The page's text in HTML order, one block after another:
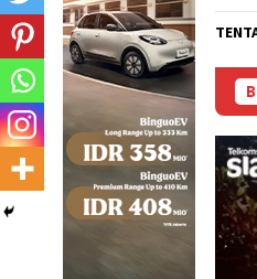
Desak Audit Investigatif